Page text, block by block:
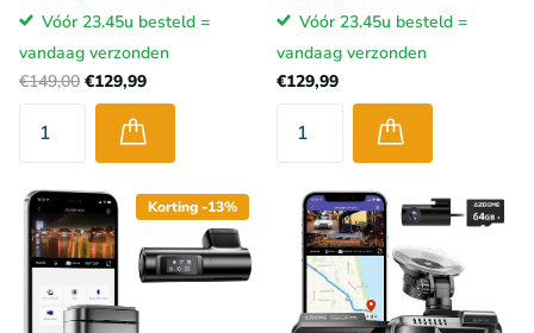
Vóór 23.45u besteld =
vandaag verzonden
€149,00 €129,99
Vóór 23.45u besteld =
vandaag verzonden
€129,99
Korting -13%